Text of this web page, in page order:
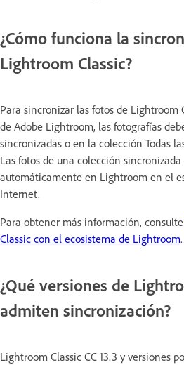
¿Cómo funciona la
Lightroom Classic?
Para sincronizar las fotos de Lightroom
de Adobe Lightroom, las fotografías
sincronizadas o en la colección Todas
Las fotos de una colección
automáticamente en Lightroom en el
Internet.
Para obtener más información, consulte
Classic con el ecosistema de Lightroom.
¿Qué versiones de
admiten sincronización?
Lightroom Classic CC 13.3 y versiones